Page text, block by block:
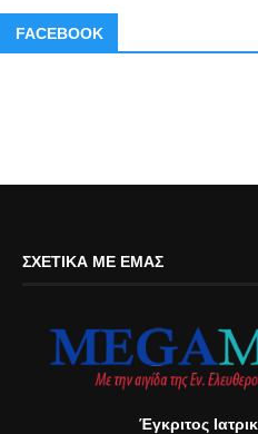
FACEBOOK
ΣΧΕΤΙΚΆ ΜΕ ΕΜΆΣ
Έγκριτος